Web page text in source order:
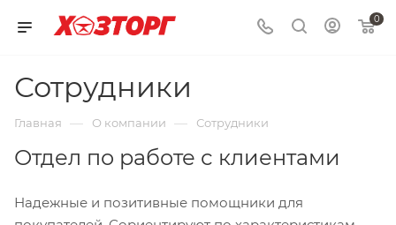
0
Сотрудники
Главная — О компании — Сотрудники
Отдел по работе с клиентами
Надежные и позитивные помощники для